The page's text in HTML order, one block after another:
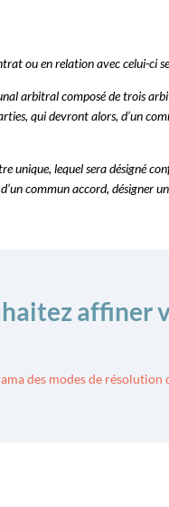
ou en relation avec celui-ci
arbitral composé de trois
qui devront alors, d’un
unique, lequel sera désigné
commun accord, désigner
affiner
des modes de résolution